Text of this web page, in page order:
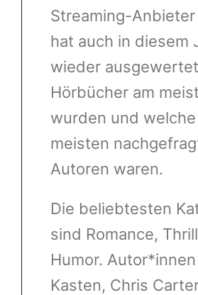
Streaming-Anbieter
hat auch in diesem
wieder
Hörbücher am
wurden und
meisten
Autoren waren.
Die beliebtesten
sind Romance,
Humor.
Kasten, Chris